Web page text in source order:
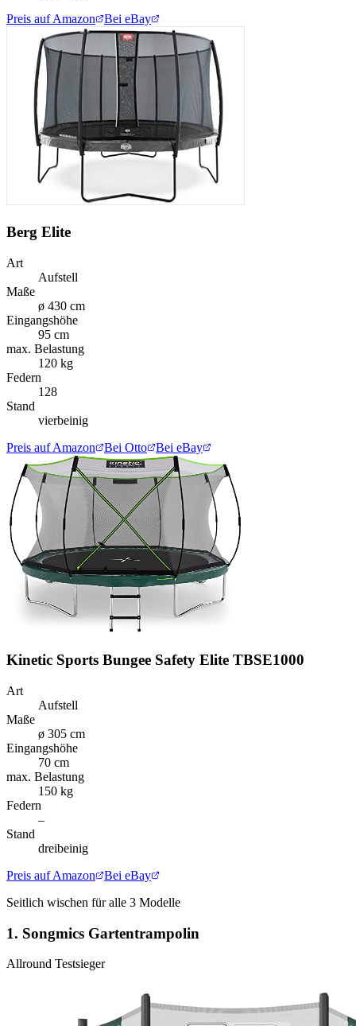
Preis auf Amazon
Bei eBay
Berg Elite
Art
Aufstell
Maße
ø 430 cm
Eingangshöhe
95 cm
max. Belastung
120 kg
Federn
128
Stand
vierbeinig
Preis auf Amazon
Bei Otto Bei eBay
Kinetic Sports Bungee Safety Elite TBSE1000
Art
Aufstell
Maße
ø 305 cm
Eingangshöhe
70 cm
max. Belastung
150 kg
Federn
–
Stand
dreibeinig
Preis auf Amazon
Bei eBay
Seitlich wischen für alle 3 Modelle
1. Songmics Gartentrampolin
Allround Testsieger